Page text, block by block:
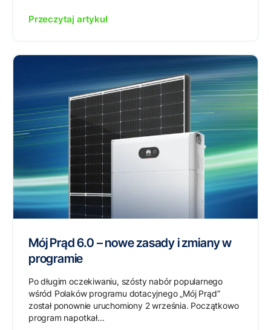
Przeczytaj artykuł
Mój Prąd 6.0 – nowe zasady i zmiany w
programie
Po długim oczekiwaniu, szósty nabór popularnego
wśród Polaków programu dotacyjnego „Mój Prąd”
został ponownie uruchomiony 2 września. Początkowo
program napotkał...